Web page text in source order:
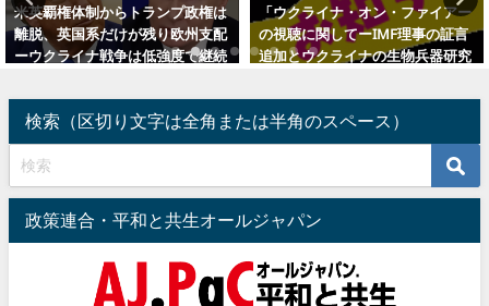
「ウクライナ・オン・ファイアー
の視聴に関してーIMF理事の証言
追加とウクライナの生物兵器研究
「ウクライナ戦争でロシアが敗北
することはなく、日本は和平の仲
介をすべき」との森発言は正論
検索（区切り文字は全角または半角のスペース）
政策連合・平和と共生オールジャパン